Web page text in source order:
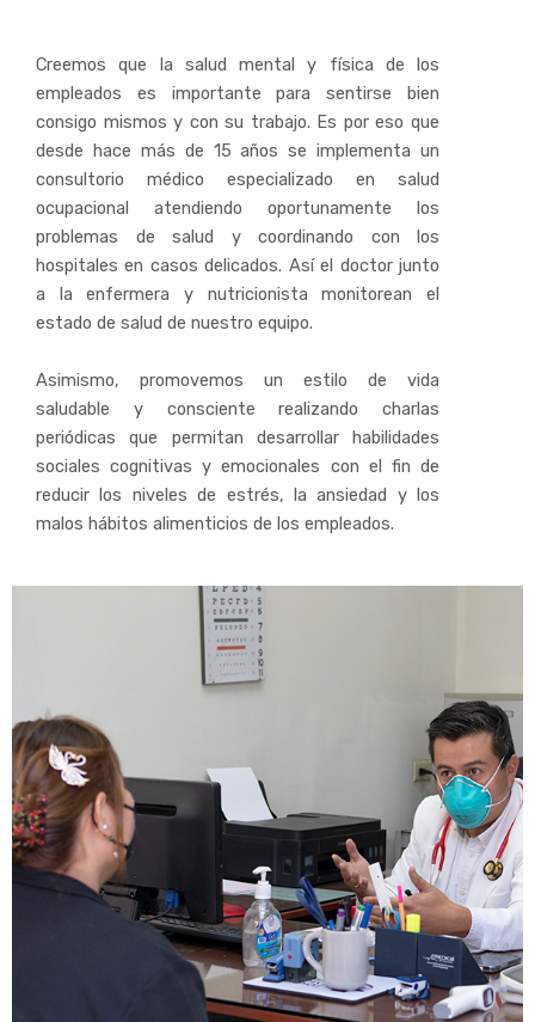
Creemos que la salud mental y física de los
empleados es importante para sentirse bien
consigo mismos y con su trabajo. Es por eso que
desde hace más de 15 años se implementa un
consultorio médico especializado en salud
ocupacional atendiendo oportunamente los
problemas de salud y coordinando con los
hospitales en casos delicados. Así el doctor junto
a la enfermera y nutricionista monitorean el
estado de salud de nuestro equipo.
Asimismo, promovemos un estilo de vida
saludable y consciente realizando charlas
periódicas que permitan desarrollar habilidades
sociales cognitivas y emocionales con el fin de
reducir los niveles de estrés, la ansiedad y los
malos hábitos alimenticios de los empleados.